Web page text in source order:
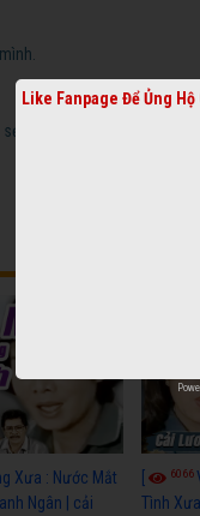
video cải lương".
Xưa : Nước Mắt
Ngân | cải
6066
Tình
Like Fanpage Để Ủng